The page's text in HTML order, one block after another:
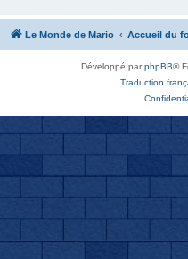
Le Monde de Mario Accueil du
Développé parphpBB®
Traduction